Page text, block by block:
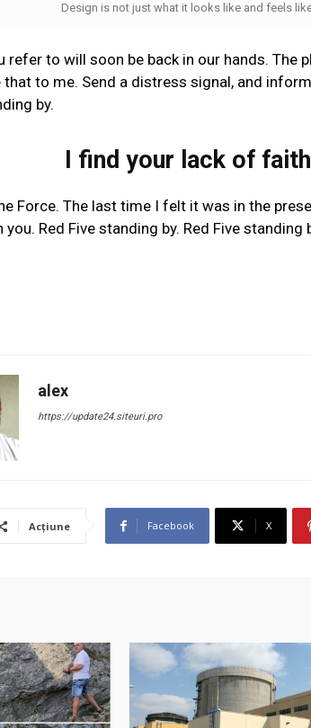
Design is not just what it looks like and feels
refer to will soon be back in our hands. The
that to me. Send a distress signal, and
by.
I find your lack of
Force. The last time I felt it was in the
you. Red Five standing by. Red Five standing
alex
https://update24.siteuri.pro
Acțiune Facebook X